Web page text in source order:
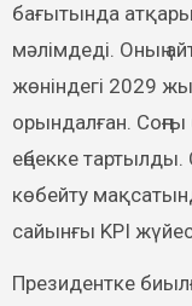
бағытында
мәлімдеді. Оның
жөніндегі 2029
орындалған.
еңбекке
көбейту
сайынғы KPI
Президентке